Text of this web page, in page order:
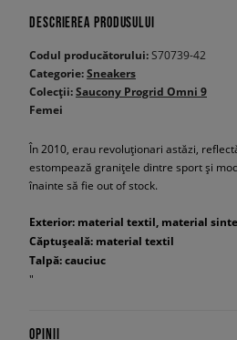
DESCRIEREA PRODUSULUI
Codul producătorului:S70739-42
Categorie:Sneakers
Colecții:Saucony Progrid Omni 9
Femei
În 2010, erau revoluționari astăzi,
estompează granițele dintre sport și
înainte să fie out of stock.
Exterior: material textil, material
Căptușeală: material textil
Talpă: cauciuc
"
OPINII